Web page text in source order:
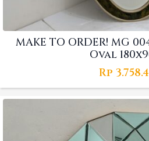
MAKE TO ORDER! MG
Oval
Rp